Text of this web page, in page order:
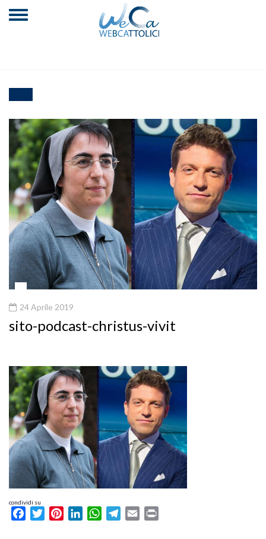
24 Aprile 2019
sito-podcast-christus-vivit
condividi su
FacebookTwitterPinterestLinkedInWhatsAppTelegram
Email